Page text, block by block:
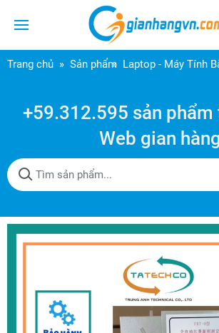
Trang chủ Sản phẩm Laptop - Máy Tính
+59.312.595 sản
Web gian